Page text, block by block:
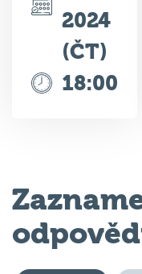
2024
(ČT)
18:00